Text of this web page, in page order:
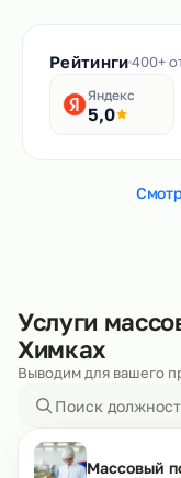
Рейтинги400+
Яндекс
5,0
Услуги
Химках
Выводим для вашего
Массовый